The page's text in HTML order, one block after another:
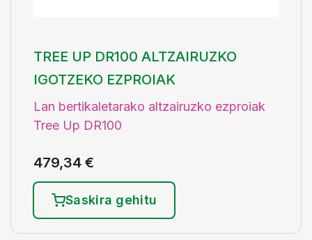
TREE UP DR100 ALTZAIRUZKO
IGOTZEKO EZPROIAK
Lan bertikaletarako altzairuzko ezproiak
Tree Up DR100
479,34 €
Saskira gehitu